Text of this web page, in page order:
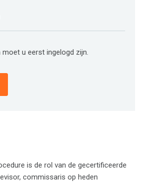
u eerst ingelogd zijn.
is de rol van de gecertificeerde
commissaris op heden